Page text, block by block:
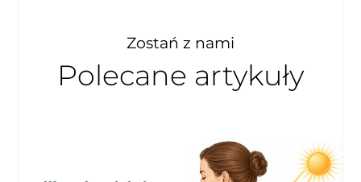
Zostań z nami
Polecane artykuły